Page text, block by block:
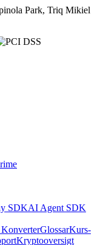
Park, Triq Mikiel
SDKAI Agent SDK
GlossarKurs-
Kryptooversigt